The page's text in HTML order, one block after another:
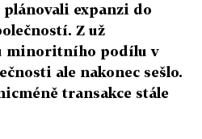
expanzi do
Z už
minoritního podílu v
ale nakonec sešlo.
transakce stále